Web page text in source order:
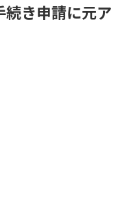
き申請に元ア